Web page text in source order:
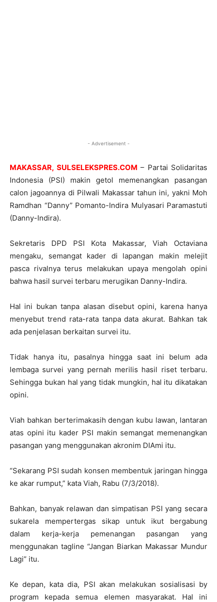
- Advertisement -
MAKASSAR, SULSELEKSPRES.COM – Partai Solidaritas
Indonesia (PSI) makin getol memenangkan pasangan
calon jagoannya di Pilwali Makassar tahun ini, yakni Moh
Ramdhan “Danny” Pomanto-Indira Mulyasari Paramastuti
(Danny-Indira).
Sekretaris DPD PSI Kota Makassar, Viah Octaviana
mengaku, semangat kader di lapangan makin melejit
pasca rivalnya terus melakukan upaya mengolah opini
bahwa hasil survei terbaru merugikan Danny-Indira.
Hal ini bukan tanpa alasan disebut opini, karena hanya
menyebut trend rata-rata tanpa data akurat. Bahkan tak
ada penjelasan berkaitan survei itu.
Tidak hanya itu, pasalnya hingga saat ini belum ada
lembaga survei yang pernah merilis hasil riset terbaru.
Sehingga bukan hal yang tidak mungkin, hal itu dikatakan
opini.
Viah bahkan berterimakasih dengan kubu lawan, lantaran
atas opini itu kader PSI makin semangat memenangkan
pasangan yang menggunakan akronim DIAmi itu.
“Sekarang PSI sudah konsen membentuk jaringan hingga
ke akar rumput,” kata Viah, Rabu (7/3/2018).
Bahkan, banyak relawan dan simpatisan PSI yang secara
sukarela mempertergas sikap untuk ikut bergabung
dalam kerja-kerja pemenangan pasangan yang
menggunakan tagline “Jangan Biarkan Makassar Mundur
Lagi” itu.
Ke depan, kata dia, PSI akan melakukan sosialisasi by
program kepada semua elemen masyarakat. Hal ini